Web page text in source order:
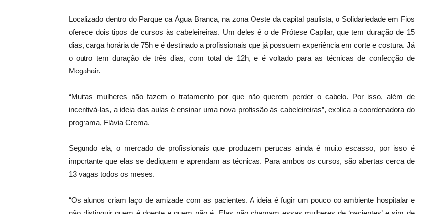
Localizado dentro do Parque da Água Branca, na zona Oeste da capital paulista, o Solidariedade em Fios
oferece dois tipos de cursos às cabeleireiras. Um deles é o de Prótese Capilar, que tem duração de 15
dias, carga horária de 75h e é destinado a profissionais que já possuem experiência em corte e costura. Já
o outro tem duração de três dias, com total de 12h, e é voltado para as técnicas de confecção de
Megahair.
“Muitas mulheres não fazem o tratamento por que não querem perder o cabelo. Por isso, além de
incentivá-las, a ideia das aulas é ensinar uma nova profissão às cabeleireiras”, explica a coordenadora do
programa, Flávia Crema.
Segundo ela, o mercado de profissionais que produzem perucas ainda é muito escasso, por isso é
importante que elas se dediquem e aprendam as técnicas. Para ambos os cursos, são abertas cerca de
13 vagas todos os meses.
“Os alunos criam laço de amizade com as pacientes. A ideia é fugir um pouco do ambiente hospitalar e